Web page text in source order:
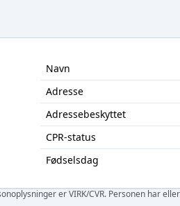
Navn
Adresse
Adressebeskyttet
CPR-status
Fødselsdag
er VIRK/CVR. Personen har